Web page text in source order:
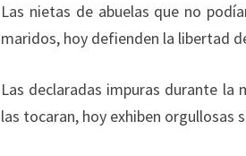
Las nietas de abuelas que no
maridos, hoy defienden la libertad
Las declaradas impuras durante la
las tocaran, hoy exhiben orgullosas